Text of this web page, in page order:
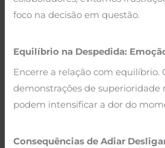
foco na decisão em questão.
Equilíbrio na Despedida:
Encerre a relação com equilíbrio.
demonstrações de superioridade
podem intensificar a dor do
Consequências de Adiar